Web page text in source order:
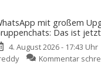
Level
Weitere
und
In-
kann
jetzt
mit großem
Das ist
4. August 2026 - 17:43 Uhr
Kommentar